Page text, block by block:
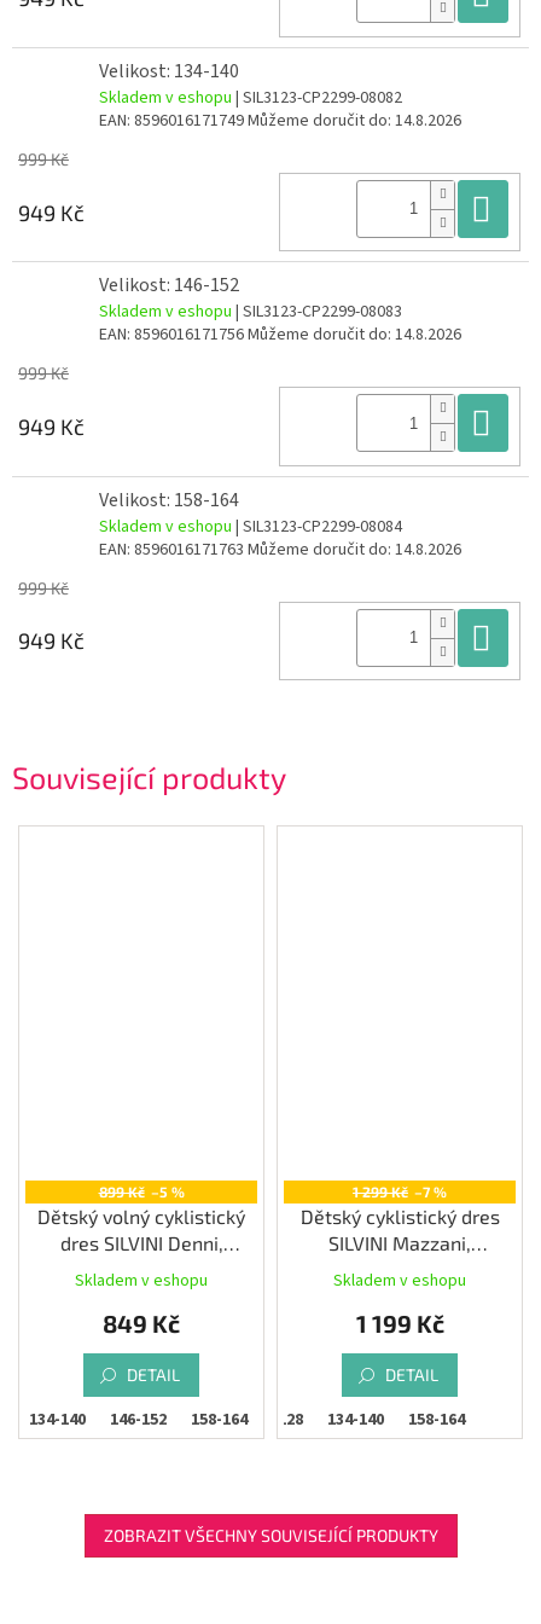
Související produkty
899 Kč –5 %
Dětský volný cyklistický
dres SILVINI Denni,
orange/fuchsia
Skladem v eshopu
849 Kč
DETAIL
134-140 146-152 158-164
1 299 Kč –7 %
Dětský cyklistický dres
SILVINI Mazzani,
navy/cream
Skladem v eshopu
1 199 Kč
DETAIL
122-128 134-140 158-164
ZOBRAZIT VŠECHNY SOUVISEJÍCÍ PRODUKTY
Velikost: 134-140
Skladem v eshopu | SIL3123-CP2299-08082
EAN: 8596016171749Můžeme doručit do: 14.8.2026
999 Kč
949 Kč
Velikost: 146-152
Skladem v eshopu | SIL3123-CP2299-08083
EAN: 8596016171756Můžeme doručit do: 14.8.2026
999 Kč
949 Kč
Velikost: 158-164
Skladem v eshopu | SIL3123-CP2299-08084
EAN: 8596016171763 Můžeme doručit do: 14.8.2026
999 Kč
949 Kč